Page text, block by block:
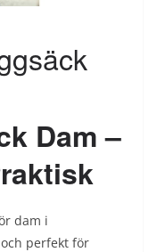
Dam –
dam i
perfekt för